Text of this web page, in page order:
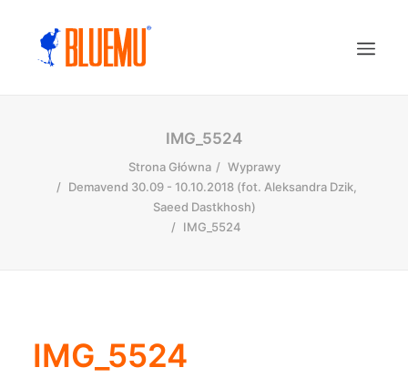
IMG_5524
Strona Główna
Wyprawy
Demavend 30.09 - 10.10.2018 (fot. Aleksandra Dzik,
Saeed Dastkhosh)
IMG_5524
IMG_5524